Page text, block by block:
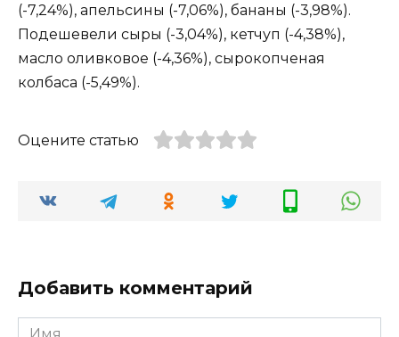
(-7,24%), апельсины (-7,06%), бананы (-3,98%).
Подешевели сыры (-3,04%), кетчуп (-4,38%),
масло оливковое (-4,36%), сырокопченая
колбаса (-5,49%).
Оцените статью
Добавить комментарий
Имя